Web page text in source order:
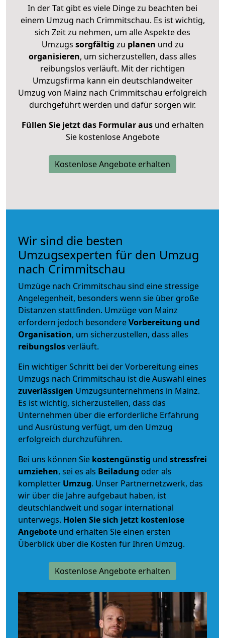
In der Tat gibt es viele Dinge zu beachten bei
einem Umzug nach Crimmitschau. Es ist wichtig,
sich Zeit zu nehmen, um alle Aspekte des
Umzugs sorgfältig zu planen und zu
organisieren, um sicherzustellen, dass alles
reibungslos verläuft. Mit der richtigen
Umzugsfirma kann ein deutschlandweiter
Umzug von Mainz nach Crimmitschau erfolgreich
durchgeführt werden und dafür sorgen wir.
Füllen Sie jetzt das Formular ausund erhalten
Sie kostenlose Angebote
Kostenlose Angebote erhalten
Wir sind die besten
Umzugsexperten für den Umzug
nach Crimmitschau
Umzüge nach Crimmitschau sind eine stressige
Angelegenheit, besonders wenn sie über große
Distanzen stattfinden. Umzüge von Mainz
erfordern jedoch besondereVorbereitung und
Organisation, um sicherzustellen, dass alles
reibungslosverläuft.
Ein wichtiger Schritt bei der Vorbereitung eines
Umzugs nach Crimmitschau ist die Auswahl eines
zuverlässigen Umzugsunternehmens in Mainz.
Es ist wichtig, sicherzustellen, dass das
Unternehmen über die erforderliche Erfahrung
und Ausrüstung verfügt, um den Umzug
erfolgreich durchzuführen.
Bei uns können Sie kostengünstig und stressfrei
umziehen, sei es als Beiladung oder als
kompletter Umzug. Unser Partnernetzwerk, das
wir über die Jahre aufgebaut haben, ist
deutschlandweit und sogar international
unterwegs. Holen Sie sich jetzt kostenlose
Angebote und erhalten Sie einen ersten
Überblick über die Kosten für Ihren Umzug.
Kostenlose Angebote erhalten